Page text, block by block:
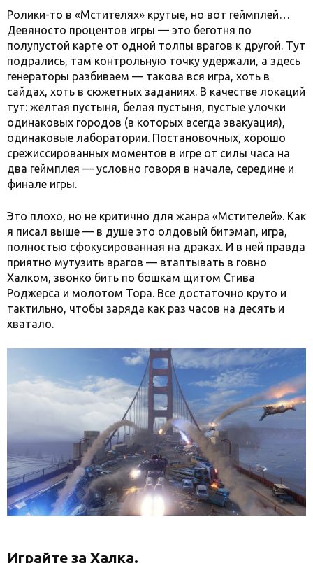
Ролики-то в «Мстителях» крутые, но вот геймплей…
Девяносто процентов игры — это беготня по
полупустой карте от одной толпы врагов к другой. Тут
подрались, там контрольную точку удержали, а здесь
генераторы разбиваем — такова вся игра, хоть в
сайдах, хоть в сюжетных заданиях. В качестве локаций
тут: желтая пустыня, белая пустыня, пустые улочки
одинаковых городов (в которых всегда эвакуация),
одинаковые лаборатории. Постановочных, хорошо
срежиссированных моментов в игре от силы часа на
два геймплея — условно говоря в начале, середине и
финале игры.
Это плохо, но не критично для жанра «Мстителей». Как
я писал выше — в душе это олдовый битэмап, игра,
полностью сфокусированная на драках. И в ней правда
приятно мутузить врагов — втаптывать в говно
Халком, звонко бить по бошкам щитом Стива
Роджерса и молотом Тора. Все достаточно круто и
тактильно, чтобы заряда как раз часов на десять и
хватало.
Играйте за Халка.